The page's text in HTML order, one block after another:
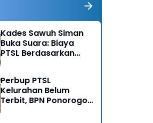
Kades Sawuh Siman
Buka Suara: Biaya
PTSL Berdasarkan
Perbup PTSL
Kelurahan Belum
Terbit, BPN Ponorogo